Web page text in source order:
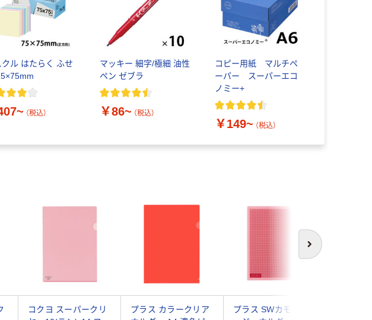
クル はたらく ふせ
（税込）
マッキー 細字/極細 油性
ペン ゼブラ
￥86~ （税込）
コピー用紙 マルチペ
ーパー スーパーエコ
ノミー+
￥149~ （税込）
次へ
コクヨ スーパークリ
プラス カラークリア
プラス SWカモフラ